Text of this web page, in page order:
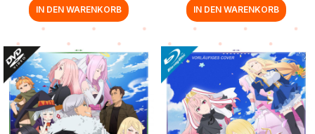
IN DEN WARENKORB IN DEN WARENKORB